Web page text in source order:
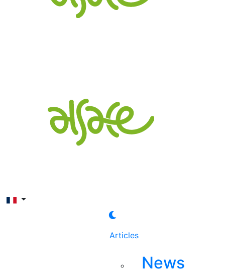
Articles
News